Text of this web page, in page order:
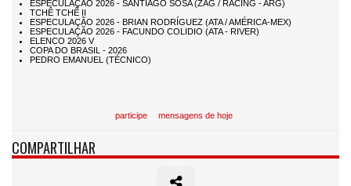
participe mensagens de hoje
COMPARTILHAR